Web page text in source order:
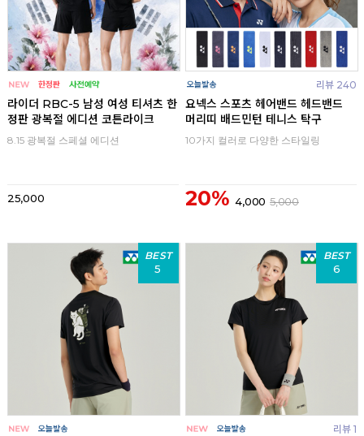
라이더 RBC-5 남성 여성 티셔츠 한
정판 광복절 에디션 코튼라이크
8.15 광복절 스페셜 에디션
25,000
리뷰 240
요넥스 스포츠 헤어밴드 헤드밴드
머리띠 배드민턴 테니스 탁구
10가지 컬러로 다양한 스타일링
20% 4,000 5,000
BEST
5
BEST
6
리뷰 1